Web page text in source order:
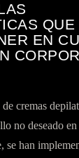
QUE
EN
cremas
no deseado en
se han